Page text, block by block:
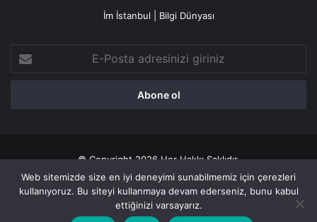
İm İstanbul | Bilgi Dünyası
Posta
adresinizi
© Copyright 2026 Her Hakkı Saklıdır.
Gizlilik politikası
Facebook
X YouTubeInstagram
Web sitemizde size en iyi deneyimi sunabilmemiz için çerezleri
kullanıyoruz. Bu siteyi kullanmaya devam ederseniz, bunu kabul
ettiğinizi varsayarız.